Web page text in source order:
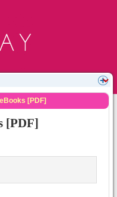
[PDF]
[PDF]